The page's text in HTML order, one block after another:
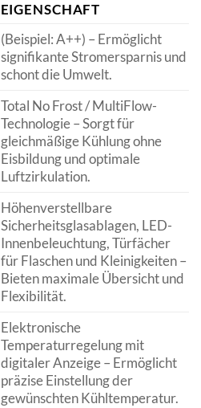
EIGENSCHAFT
(Beispiel: A++) – Ermöglicht
signifikante Stromersparnis und
schont die Umwelt.
Total No Frost / MultiFlow-
Technologie – Sorgt für
gleichmäßige Kühlung ohne
Eisbildung und optimale
Luftzirkulation.
Höhenverstellbare
Sicherheitsglasablagen, LED-
Innenbeleuchtung, Türfächer
für Flaschen und Kleinigkeiten –
Bieten maximale Übersicht und
Flexibilität.
Elektronische
Temperaturregelung mit
digitaler Anzeige – Ermöglicht
präzise Einstellung der
gewünschten Kühltemperatur.